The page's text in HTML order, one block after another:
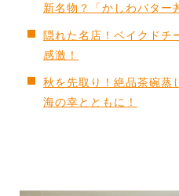
新名物？「かしわバター
隠れた名店！ベイクドチ
感激！
秋を先取り！絶品茶碗蒸
海の幸とともに！